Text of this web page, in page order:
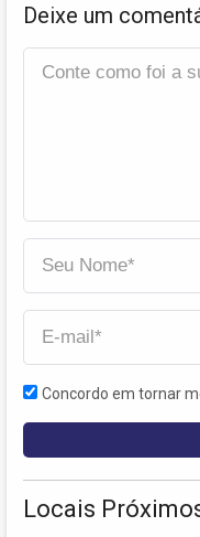
Deixe um
Concordo em tornar
Locais